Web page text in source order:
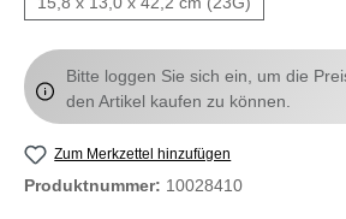
Bitte loggen Sie sich ein, um die
den Artikel kaufen zu können.
Zum Merkzettel hinzufügen
Produktnummer: 10028410